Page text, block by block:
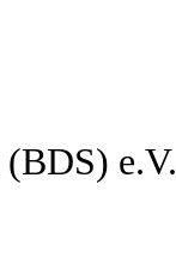
e.V.